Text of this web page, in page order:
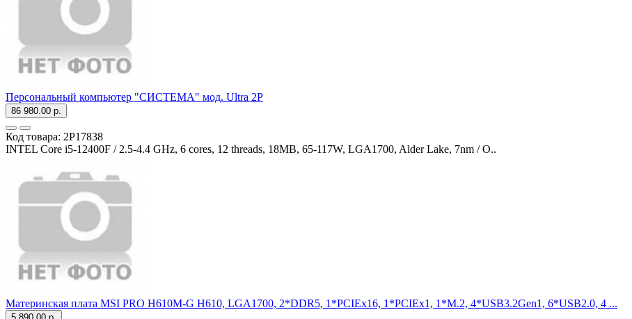
Персональный компьютер "СИСТЕМА" мод. Ultra 2P
86 980.00 р.
Код товара: 2P17838
INTEL Core i5-12400F / 2.5-4.4 GHz, 6 cores, 12 threads, 18MB, 65-117W, LGA1700, Alder Lake, 7nm / O..
Материнская плата MSI PRO H610M-G H610, LGA1700, 2*DDR5, 1*PCIEx16, 1*PCIEx1, 1*M.2, 4*USB3.2Gen1, 6*USB2.0, 4 ...